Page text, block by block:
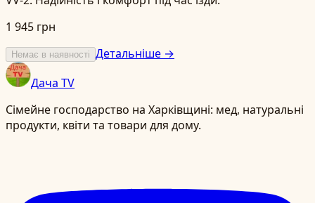
1 945 грн
Немає в наявності Детальніше →
Дача TV
Сімейне господарство на Харківщині: мед, натуральні
продукти, квіти та товари для дому.